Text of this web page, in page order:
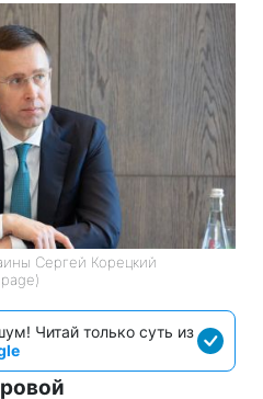
Сергей Корецкий
Читай только суть из